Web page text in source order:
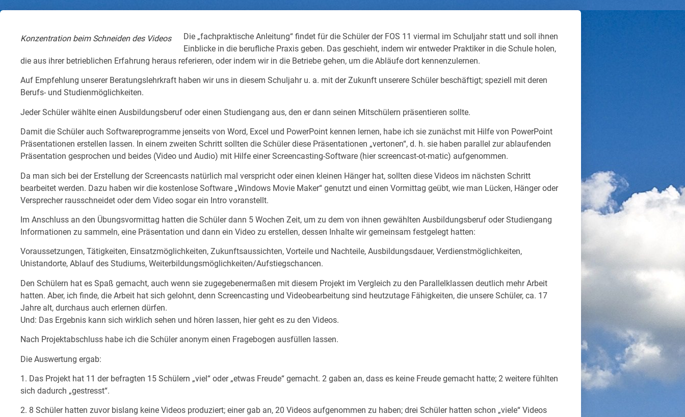
Konzentration beim Schneiden des Videos
Die „fachpraktische Anleitung“ findet für die Schüler der FOS 11 viermal im Schuljahr statt und soll ihnen
Einblicke in die berufliche Praxis geben. Das geschieht, indem wir entweder Praktiker in die Schule holen,
die aus ihrer betrieblichen Erfahrung heraus referieren, oder indem wir in die Betriebe gehen, um die Abläufe dort kennenzulernen.
Auf Empfehlung unserer Beratungslehrkraft haben wir uns in diesem Schuljahr u. a. mit der Zukunft unserere Schüler beschäftigt; speziell mit deren
Berufs- und Studienmöglichkeiten.
Jeder Schüler wählte einen Ausbildungsberuf oder einen Studiengang aus, den er dann seinen Mitschülern präsentieren sollte.
Damit die Schüler auch Softwareprogramme jenseits von Word, Excel und PowerPoint kennen lernen, habe ich sie zunächst mit Hilfe von PowerPoint
Präsentationen erstellen lassen. In einem zweiten Schritt sollten die Schüler diese Präsentationen „vertonen“, d. h. sie haben parallel zur ablaufenden
Präsentation gesprochen und beides (Video und Audio) mit Hilfe einer Screencasting-Software (hier screencast-ot-matic) aufgenommen.
Da man sich bei der Erstellung der Screencasts natürlich mal verspricht oder einen kleinen Hänger hat, sollten diese Videos im nächsten Schritt
bearbeitet werden. Dazu haben wir die kostenlose Software „Windows Movie Maker“ genutzt und einen Vormittag geübt, wie man Lücken, Hänger oder
Versprecher rausschneidet oder dem Video sogar ein Intro voranstellt.
Im Anschluss an den Übungsvormittag hatten die Schüler dann 5 Wochen Zeit, um zu dem von ihnen gewählten Ausbildungsberuf oder Studiengang
Informationen zu sammeln, eine Präsentation und dann ein Video zu erstellen, dessen Inhalte wir gemeinsam festgelegt hatten:
Voraussetzungen, Tätigkeiten, Einsatzmöglichkeiten, Zukunftsaussichten, Vorteile und Nachteile, Ausbildungsdauer, Verdienstmöglichkeiten,
Unistandorte, Ablauf des Studiums, Weiterbildungsmöglichkeiten/Aufstiegschancen.
Den Schülern hat es Spaß gemacht, auch wenn sie zugegebenermaßen mit diesem Projekt im Vergleich zu den Parallelklassen deutlich mehr Arbeit
hatten. Aber, ich finde, die Arbeit hat sich gelohnt, denn Screencasting und Videobearbeitung sind heutzutage Fähigkeiten, die unsere Schüler, ca. 17
Jahre alt, durchaus auch erlernen dürfen.
Und: Das Ergebnis kann sich wirklich sehen und hören lassen, hier geht es zu den Videos.
Nach Projektabschluss habe ich die Schüler anonym einen Fragebogen ausfüllen lassen.
Die Auswertung ergab:
1. Das Projekt hat 11 der befragten 15 Schülern „viel“ oder „etwas Freude“ gemacht. 2 gaben an, dass es keine Freude gemacht hatte; 2 weitere fühlten
sich dadurch „gestresst“.
2. 8 Schüler hatten zuvor bislang keine Videos produziert; einer gab an, 20 Videos aufgenommen zu haben; drei Schüler hatten schon „viele“ Videos